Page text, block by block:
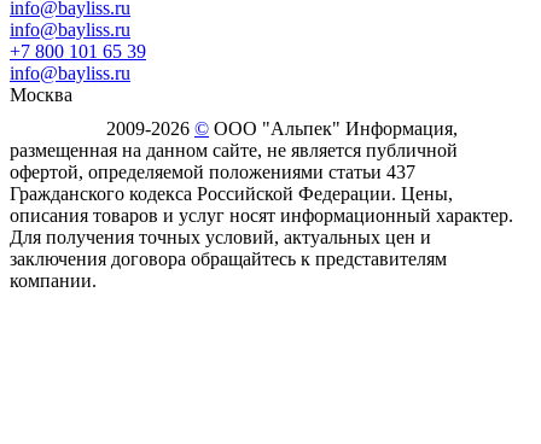
info@bayliss.ru
info@bayliss.ru
+7 800 101 65 39
info@bayliss.ru
Москва
2009-2026 © ООО "Альпек" Информация,
размещенная на данном сайте, не является публичной
офертой, определяемой положениями статьи 437
Гражданского кодекса Российской Федерации. Цены,
описания товаров и услуг носят информационный характер.
Для получения точных условий, актуальных цен и
заключения договора обращайтесь к представителям
компании.